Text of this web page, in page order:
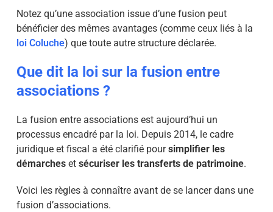
Notez qu’une association issue d’une fusion peut
bénéficier des mêmes avantages (comme ceux liés à la
loi Coluche) que toute autre structure déclarée.
Que dit la loi sur la fusion entre
associations ?
La fusion entre associations est aujourd’hui un
processus encadré par la loi. Depuis 2014, le cadre
juridique et fiscal a été clarifié poursimplifier les
démarcheset sécuriser les transferts de patrimoine.
Voici les règles à connaître avant de se lancer dans une
fusion d’associations.